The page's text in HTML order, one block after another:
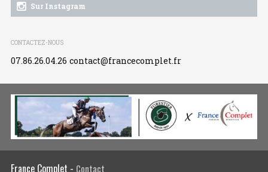
Sur Instagram
CONTACTEZ-NOUS
07.86.26.04.26 contact@francecomplet.fr
France Complet - Contact